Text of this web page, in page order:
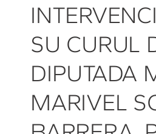
SU CURUL
DIPUTADA
MARIVEL